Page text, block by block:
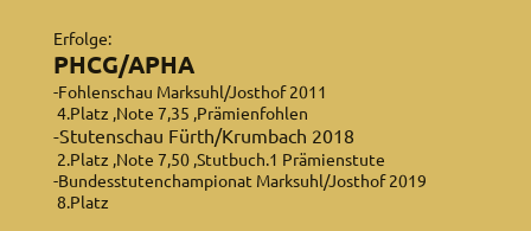
Erfolge:
PHCG/APHA
-Fohlenschau Marksuhl/Josthof 2011
4.Platz ,Note 7,35 ,Prämienfohlen
-Stutenschau Fürth/Krumbach 2018
2.Platz ,Note 7,50 ,Stutbuch.1 Prämienstute
-Bundesstutenchampionat Marksuhl/Josthof 2019
8.Platz